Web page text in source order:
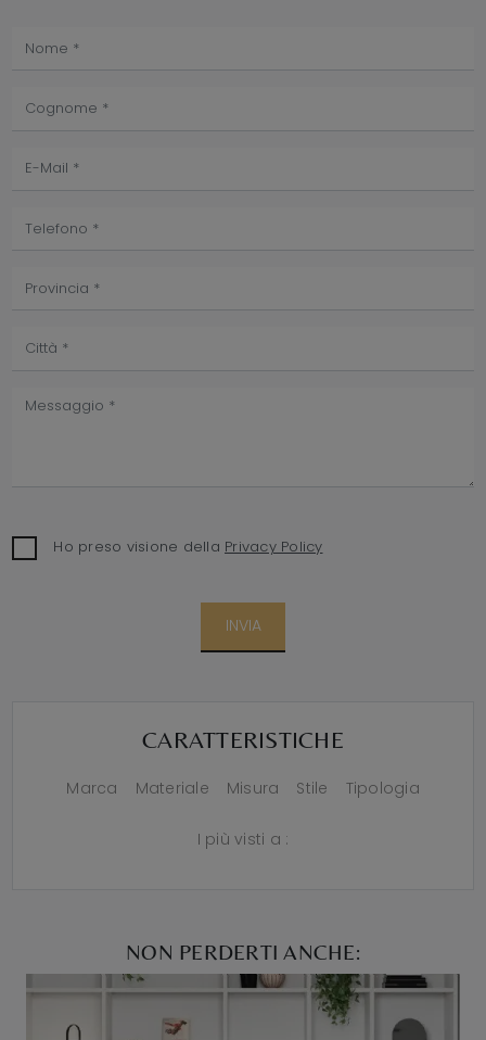
Ho preso visione della Privacy Policy
INVIA
CARATTERISTICHE
Marca Materiale Misura Stile Tipologia
I più visti a :
NON PERDERTI ANCHE: